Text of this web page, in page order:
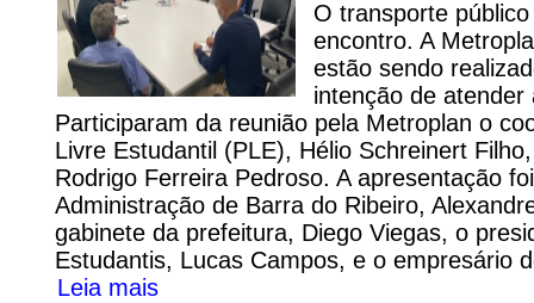
O transporte
encontro. A
estão sendo
intenção de
Participaram da reunião pela Metroplan o
Livre Estudantil (PLE), Hélio Schreinert
Rodrigo Ferreira Pedroso. A apresentação
Administração de Barra do Ribeiro,
gabinete da prefeitura, Diego Viegas, o
Estudantis, Lucas Campos, e o empresário
Leia mais